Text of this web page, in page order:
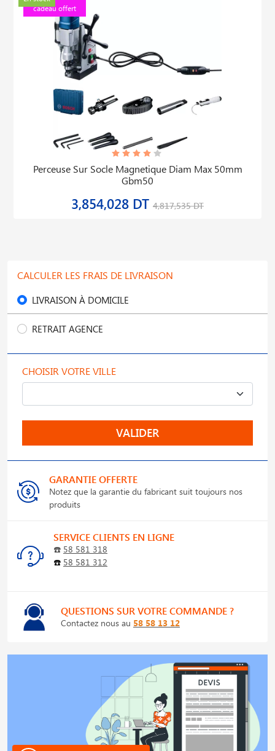
cadeau offert
Perceuse Sur Socle Magnetique Diam Max 50mm
Gbm50
3,854,028 DT 4,817,535 DT
CALCULER LES FRAIS DE LIVRAISON
LIVRAISON À DOMICILE
RETRAIT AGENCE
CHOISIR VOTRE VILLE
VALIDER
GARANTIE OFFERTE
Notez que la garantie du fabricant suit toujours nos
produits
SERVICE CLIENTS EN LIGNE
☎️ 58 581 318
☎️ 58 581 312
QUESTIONS SUR VOTRE COMMANDE ?
Contactez nous au 58 58 13 12